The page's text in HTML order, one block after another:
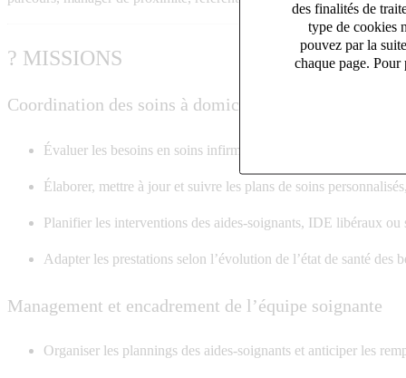
des finalités de
type de cookies
pouvez par la
chaque page.
? MISSIONS
Coordination des soins à domicile
Évaluer les besoins en soins infirmiers lors des visites
Élaborer, mettre à jour et suivre les plans de soins
Planifier les interventions des aides-soignants, IDE libéraux ou
Adapter les prestations selon l’évolution de l’état de santé des
Management et encadrement de l’équipe soignante
Organiser les plannings des aides-soignants et anticiper les